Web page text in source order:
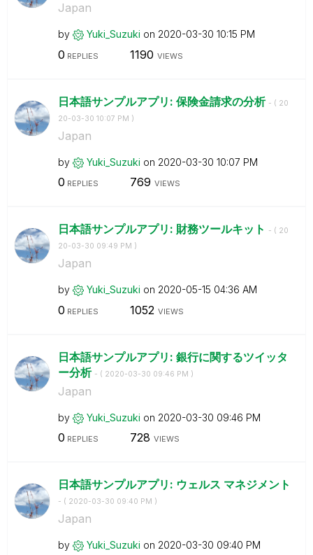
Japan
by Yuki_Suzuki on ‎2020-03-30 10:15 PM
0 REPLIES 1190 VIEWS
日本語サンプルアプリ: 保険金請求の分析 - ( ‎20
20-03-30 10:07 PM )
Japan
by Yuki_Suzuki on ‎2020-03-30 10:07 PM
0 REPLIES 769 VIEWS
日本語サンプルアプリ: 財務ツールキット - ( ‎20
20-03-30 09:49 PM )
Japan
by Yuki_Suzuki on ‎2020-05-15 04:36 AM
0 REPLIES 1052 VIEWS
日本語サンプルアプリ: 銀行に関するツイッタ
ー分析 - ( ‎2020-03-30 09:46 PM )
Japan
by Yuki_Suzuki on ‎2020-03-30 09:46 PM
0 REPLIES 728 VIEWS
日本語サンプルアプリ: ウェルス マネジメント
- ( ‎2020-03-30 09:40 PM )
Japan
by Yuki_Suzuki on ‎2020-03-30 09:40 PM